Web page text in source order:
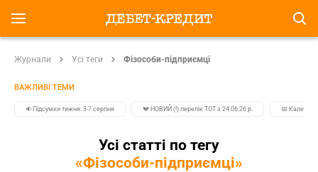
Журнали Усі теги Фізособи-підприємці
ВАЖЛИВІ ТЕМИ
🔉Підсумки тижня. 3-7 серпня 💔 НОВИЙ (!) перелік ТОТ з 24.06.26 р. 📅
Усі статті по тегу
«Фізособи-підприємці»